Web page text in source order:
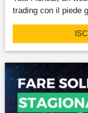
trading con il piede